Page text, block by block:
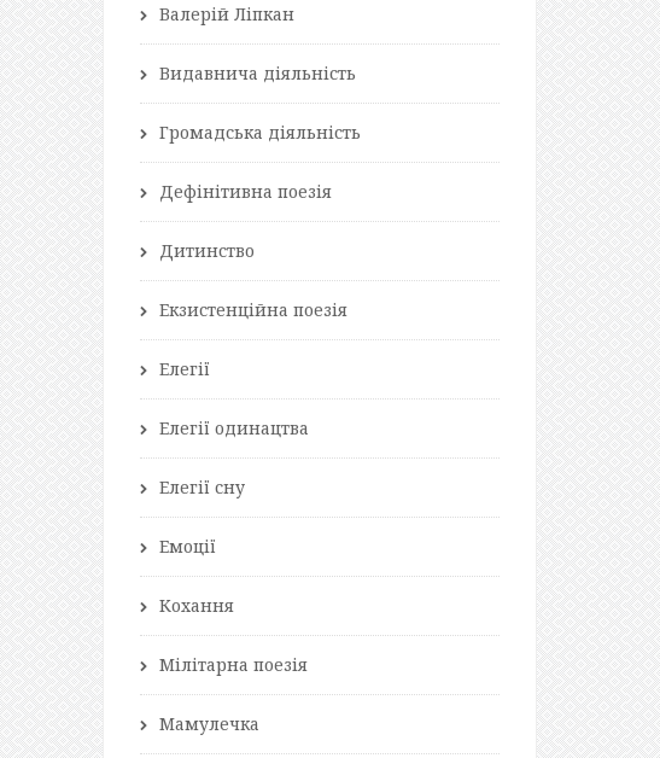
Валерій Ліпкан
Видавнича діяльність
Громадська діяльність
Дефінітивна поезія
Дитинство
Екзистенційна поезія
Елегії
Елегії одинацтва
Елегії сну
Емоції
Кохання
Мілітарна поезія
Мамулечка